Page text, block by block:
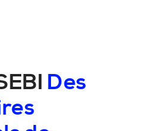
Des